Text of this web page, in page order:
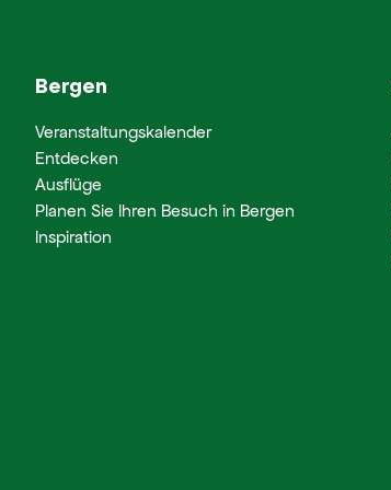
Bergen
Veranstaltungskalender
Entdecken
Ausflüge
Planen Sie Ihren Besuch in Bergen
Inspiration